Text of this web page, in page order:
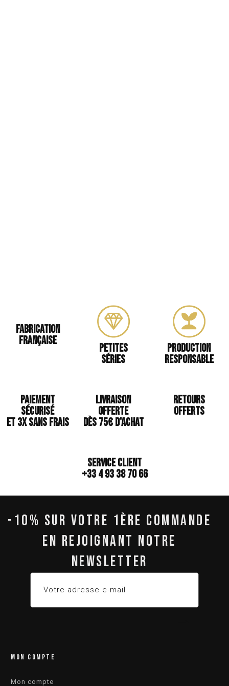
Fabrication
Française
Petites
séries
Production
responsable
Paiement
sécurisé
et 3x sans frais
Livraison
offerte
Dès 75€ d'achat
Retours
offerts
Service client
+33 4 93 38 70 66
-10% SUR VOTRE 1ÈRE COMMANDE
EN REJOIGNANT NOTRE
NEWSLETTER
MON COMPTE
Mon compte